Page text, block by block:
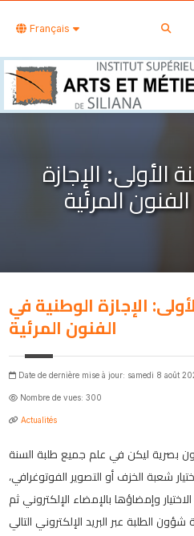
Français
الأولى: الإجازة
المرئية
الإجازة الوطنية في
الفنون المرئية
Date de dernière mise à jour: samedi 8 août
Nombre de vues: 300
Actualités
بصرية ليكن في علم جميع طلبة السنة
شعبة الخزف أو التصوير الفوتوغرافي،
وإمضاؤها بالإمضاء الإلكتروني ثم
الطلبة عبر البريد الإلكتروني التالي: